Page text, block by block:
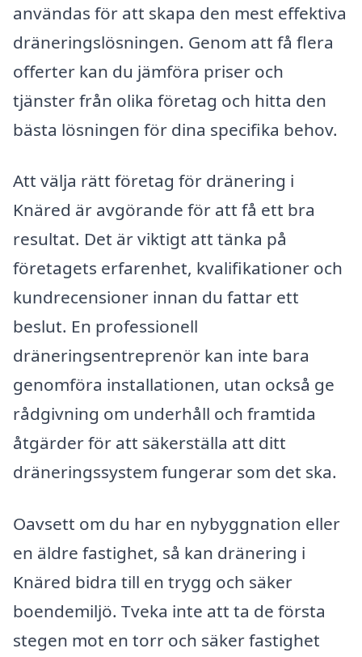
användas för att skapa den mest effektiva
dräneringslösningen. Genom att få flera
offerter kan du jämföra priser och
tjänster från olika företag och hitta den
bästa lösningen för dina specifika behov.
Att välja rätt företag för dränering i
Knäred är avgörande för att få ett bra
resultat. Det är viktigt att tänka på
företagets erfarenhet, kvalifikationer och
kundrecensioner innan du fattar ett
beslut. En professionell
dräneringsentreprenör kan inte bara
genomföra installationen, utan också ge
rådgivning om underhåll och framtida
åtgärder för att säkerställa att ditt
dräneringssystem fungerar som det ska.
Oavsett om du har en nybyggnation eller
en äldre fastighet, så kan dränering i
Knäred bidra till en trygg och säker
boendemiljö. Tveka inte att ta de första
stegen mot en torr och säker fastighet